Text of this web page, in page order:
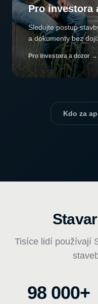
Pro investora
Sledujte postup
a dokumenty bez
Pro investora a dozor →
Kdo za
Tisíce lidí používají
98 000+